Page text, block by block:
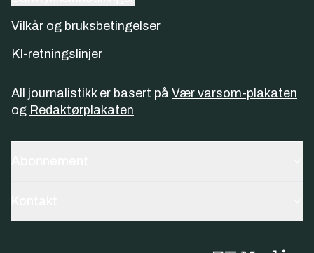
Vilkår og bruksbetingelser
KI-retningslinjer
All journalistikk er basert på Vær varsom-plakaten
og Redaktørplakaten